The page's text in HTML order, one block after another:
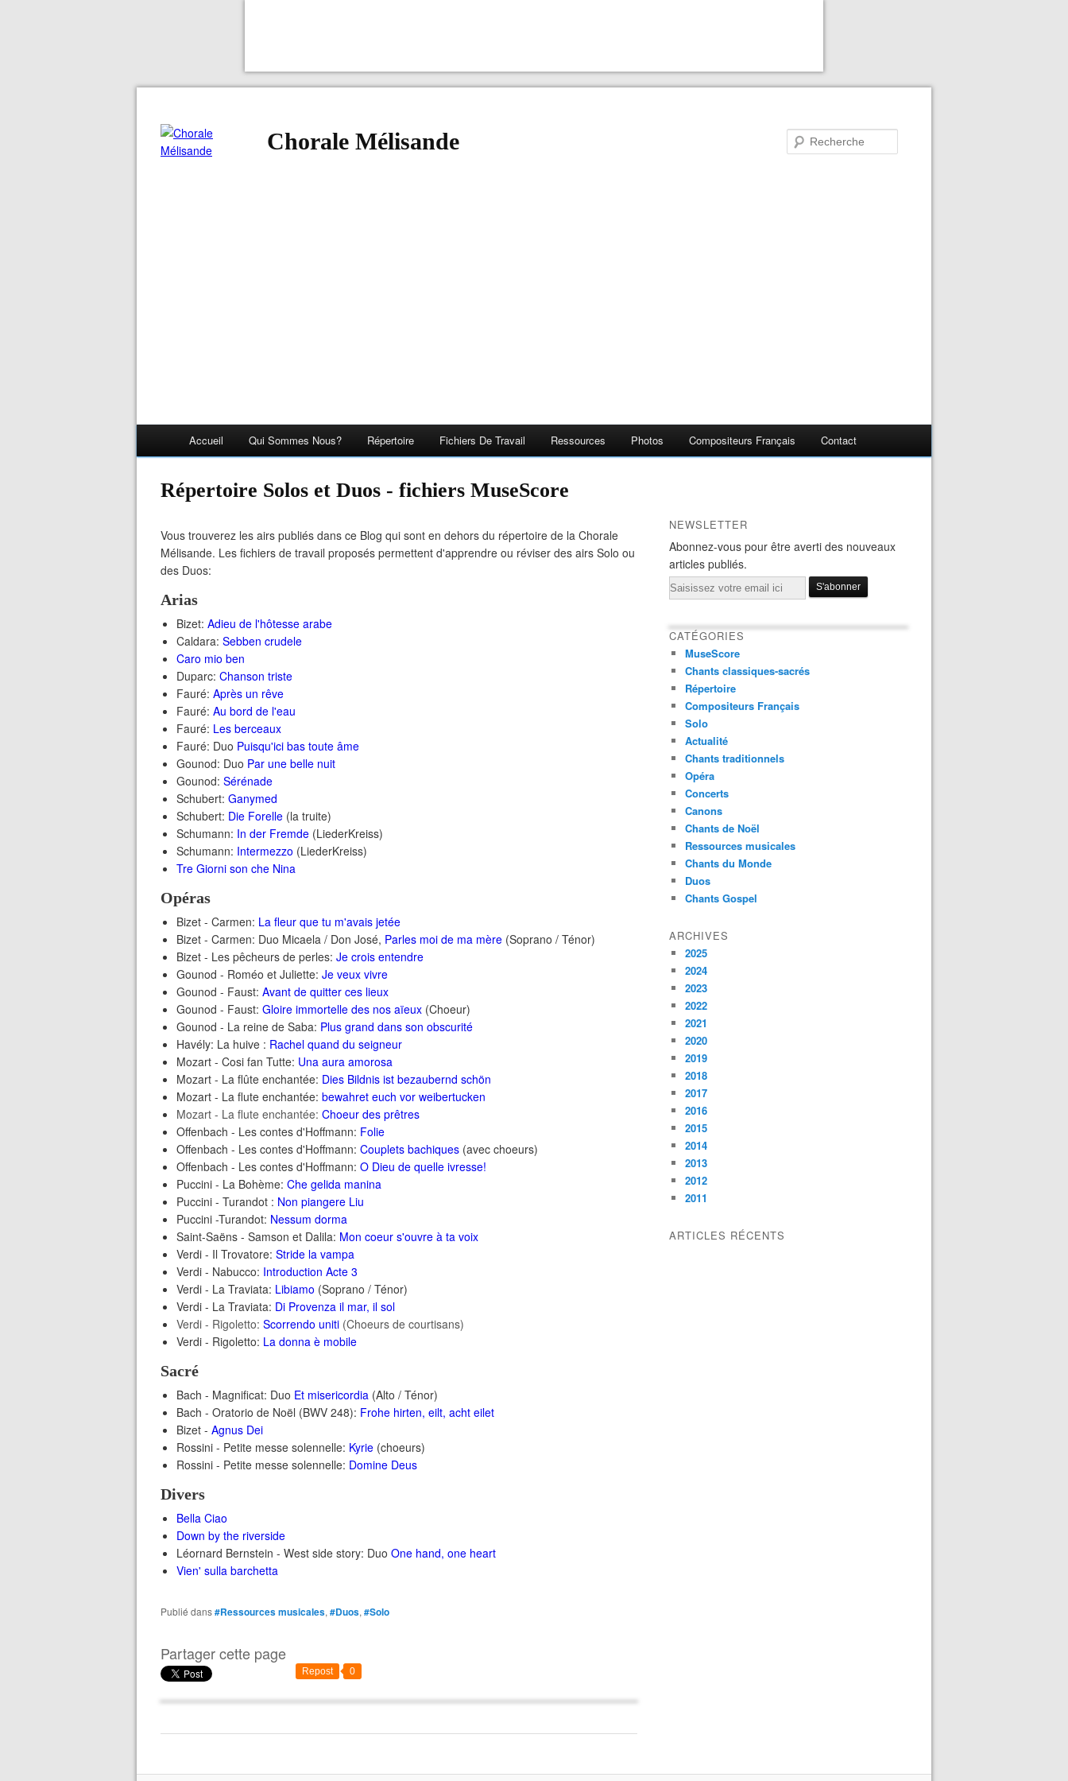
Chorale Mélisande
Accueil Qui Sommes Nous? Répertoire Fichiers De Travail Ressources Photos Compositeurs Français Contact
Répertoire Solos et Duos - fichiers MuseScore
Vous trouverez les airs publiés dans ce Blog qui sont en dehors du répertoire de la Chorale
Mélisande. Les fichiers de travail proposés permettent d'apprendre ou réviser des airs Solo ou
des Duos:
Arias
Bizet: Adieu de l'hôtesse arabe
Caldara: Sebben crudele
Caro mio ben
Duparc: Chanson triste
Fauré: Après un rêve
Fauré: Au bord de l'eau
Fauré: Les berceaux
Fauré: Duo Puisqu'ici bas toute âme
Gounod: Duo Par une belle nuit
Gounod: Sérénade
Schubert: Ganymed
Schubert: Die Forelle (la truite)
Schumann: In der Fremde (LiederKreiss)
Schumann: Intermezzo (LiederKreiss)
Tre Giorni son che Nina
Opéras
Bizet - Carmen: La fleur que tu m'avais jetée
Bizet - Carmen: Duo Micaela / Don José, Parles moi de ma mère (Soprano / Ténor)
Bizet - Les pêcheurs de perles: Je crois entendre
Gounod - Roméo et Juliette: Je veux vivre
Gounod - Faust: Avant de quitter ces lieux
Gounod - Faust: Gloire immortelle des nos aïeux (Choeur)
Gounod - La reine de Saba: Plus grand dans son obscurité
Havély: La huive : Rachel quand du seigneur
Mozart - Cosi fan Tutte: Una aura amorosa
Mozart - La flûte enchantée: Dies Bildnis ist bezaubernd schön
Mozart - La flute enchantée: bewahret euch vor weibertucken
Mozart - La flute enchantée: Choeur des prêtres
Offenbach - Les contes d'Hoffmann: Folie
Offenbach - Les contes d'Hoffmann: Couplets bachiques (avec choeurs)
Offenbach - Les contes d'Hoffmann: O Dieu de quelle ivresse!
Puccini - La Bohème: Che gelida manina
Puccini - Turandot : Non piangere Liu
Puccini -Turandot: Nessum dorma
Saint-Saëns - Samson et Dalila: Mon coeur s'ouvre à ta voix
Verdi - Il Trovatore: Stride la vampa
Verdi - Nabucco: Introduction Acte 3
Verdi - La Traviata: Libiamo (Soprano / Ténor)
Verdi - La Traviata: Di Provenza il mar, il sol
Verdi - Rigoletto: Scorrendo uniti (Choeurs de courtisans)
Verdi - Rigoletto: La donna è mobile
Sacré
Bach - Magnificat: Duo Et misericordia (Alto / Ténor)
Bach - Oratorio de Noël (BWV 248): Frohe hirten, eilt, acht eilet
Bizet - Agnus Dei
Rossini - Petite messe solennelle: Kyrie (choeurs)
Rossini - Petite messe solennelle: Domine Deus
Divers
Bella Ciao
Down by the riverside
Léornard Bernstein - West side story: Duo One hand, one heart
Vien' sulla barchetta
Publié dans#Ressources musicales, #Duos, #Solo
Partager cette page
Repost 0
NEWSLETTER
Abonnez-vous pour être averti des nouveaux
articles publiés.
Email
CATÉGORIES
MuseScore
Chants classiques-sacrés
Répertoire
Compositeurs Français
Solo
Actualité
Chants traditionnels
Opéra
Concerts
Canons
Chants de Noël
Ressources musicales
Chants du Monde
Duos
Chants Gospel
ARCHIVES
2025
2024
2023
2022
2021
2020
2019
2018
2017
2016
2015
2014
2013
2012
2011
ARTICLES RÉCENTS